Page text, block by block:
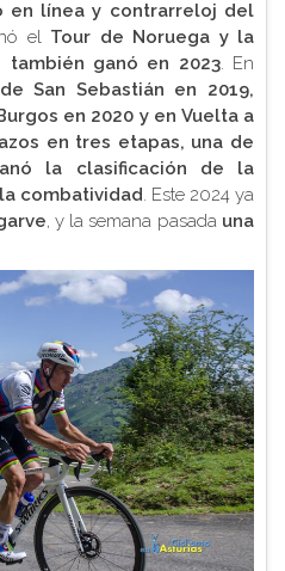
en línea y contrarreloj del
elTour de Noruega y la
también ganó en 2023. En
San Sebastián en 2019,
en 2020 y en Vuelta a
en tres etapas, una de
la clasificación de la
combatividad. Este 2024 ya
, y la semana pasada una